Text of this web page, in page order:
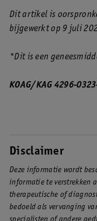
Dit artikel is
bijgewerkt op 9 juli
*Dit is een
KOAG/KAG 4296-
Disclaimer
Deze informatie wordt
informatie te verstrekken
therapeutische of
bedoeld als vervanging